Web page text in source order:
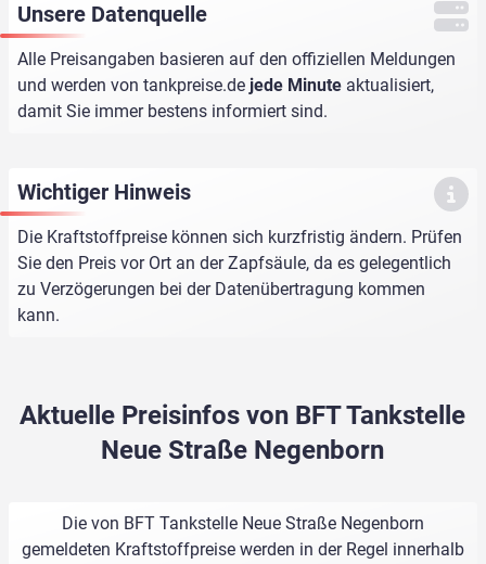
Unsere Datenquelle
Alle Preisangaben basieren auf den offiziellen Meldungen
und werden von tankpreise.de jede Minute aktualisiert,
damit Sie immer bestens informiert sind.
Wichtiger Hinweis
Die Kraftstoffpreise können sich kurzfristig ändern. Prüfen
Sie den Preis vor Ort an der Zapfsäule, da es gelegentlich
zu Verzögerungen bei der Datenübertragung kommen
kann.
Aktuelle Preisinfos von BFT Tankstelle
Neue Straße Negenborn
Die von BFT Tankstelle Neue Straße Negenborn
gemeldeten Kraftstoffpreise werden in der Regel innerhalb